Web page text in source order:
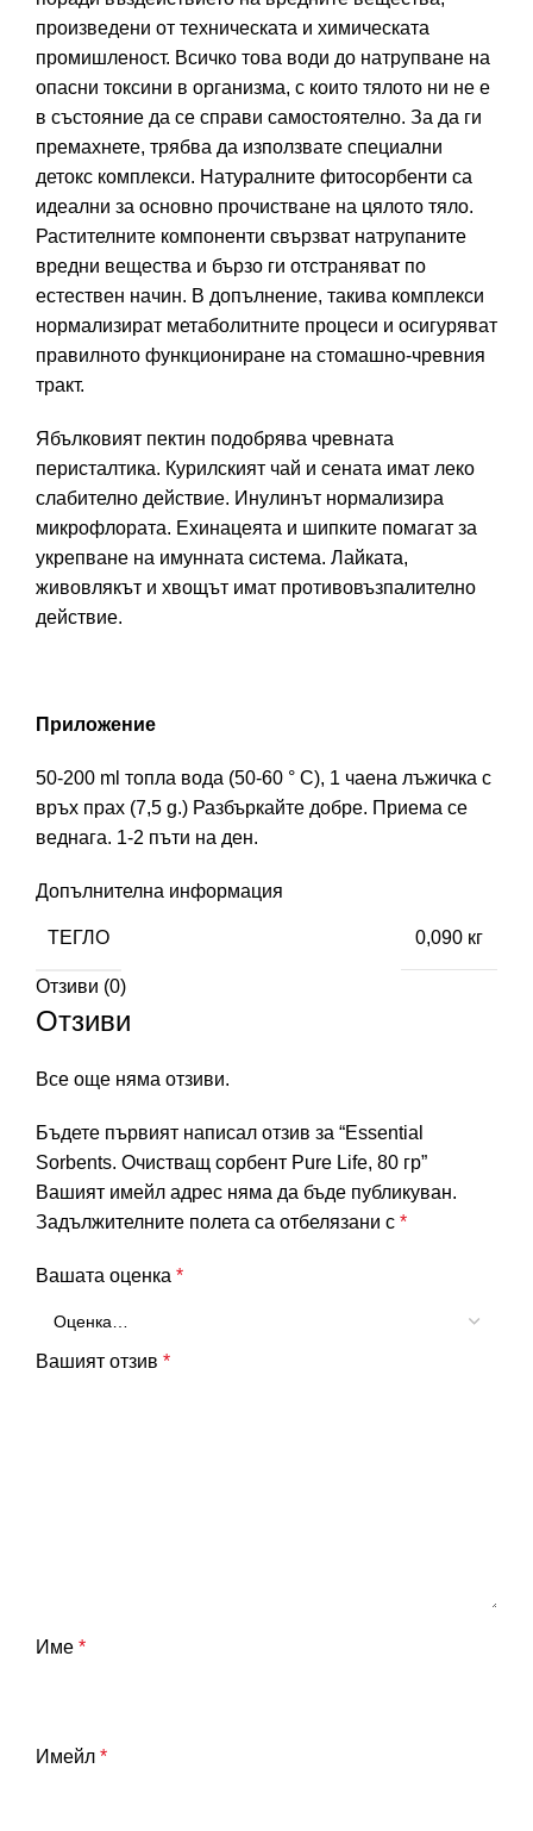
произведени от техническата и химическата
промишленост. Всичко това води до натрупване на
опасни токсини в организма, с които тялото ни не е
в състояние да се справи самостоятелно. За да ги
премахнете, трябва да използвате специални
детокс комплекси. Натуралните фитосорбенти са
идеални за основно прочистване на цялото тяло.
Растителните компоненти свързват натрупаните
вредни вещества и бързо ги отстраняват по
естествен начин. В допълнение, такива комплекси
нормализират метаболитните процеси и осигуряват
правилното функциониране на стомашно-чревния
тракт.
Ябълковият пектин подобрява чревната
перисталтика. Курилският чай и сената имат леко
слабително действие. Инулинът нормализира
микрофлората. Ехинацеята и шипките помагат за
укрепване на имунната система. Лайката,
живовлякът и хвощът имат противовъзпалително
действие.
Приложение
50-200 ml топла вода (50-60 ° C), 1 чаена лъжичка с
връх прах (7,5 g.) Разбъркайте добре. Приема се
веднага. 1-2 пъти на ден.
Допълнителна информация
ТЕГЛО 0,090 кг
Отзиви (0)
Отзиви
Все още няма отзиви.
Бъдете първият написал отзив за “Essential
Sorbents. Очистващ сорбент Pure Life, 80 гр”
Вашият имейл адрес няма да бъде публикуван.
Задължителните полета са отбелязани с *
Вашата оценка *
Вашият отзив *
Име *
Имейл *